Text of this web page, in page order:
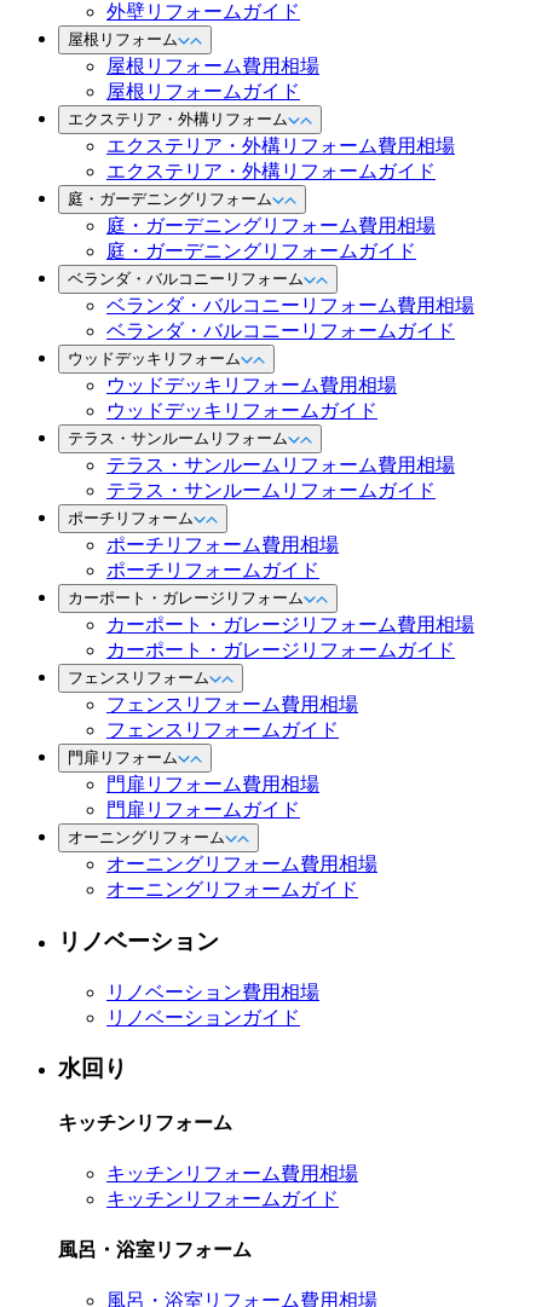
外壁リフォームガイド
屋根リフォーム
屋根リフォーム費用相場
屋根リフォームガイド
エクステリア・外構リフォーム
エクステリア・外構リフォーム費用相場
エクステリア・外構リフォームガイド
庭・ガーデニングリフォーム
庭・ガーデニングリフォーム費用相場
庭・ガーデニングリフォームガイド
ベランダ・バルコニーリフォーム
ベランダ・バルコニーリフォーム費用相場
ベランダ・バルコニーリフォームガイド
ウッドデッキリフォーム
ウッドデッキリフォーム費用相場
ウッドデッキリフォームガイド
テラス・サンルームリフォーム
テラス・サンルームリフォーム費用相場
テラス・サンルームリフォームガイド
ポーチリフォーム
ポーチリフォーム費用相場
ポーチリフォームガイド
カーポート・ガレージリフォーム
カーポート・ガレージリフォーム費用相場
カーポート・ガレージリフォームガイド
フェンスリフォーム
フェンスリフォーム費用相場
フェンスリフォームガイド
門扉リフォーム
門扉リフォーム費用相場
門扉リフォームガイド
オーニングリフォーム
オーニングリフォーム費用相場
オーニングリフォームガイド
リノベーション
リノベーション費用相場
リノベーションガイド
水回り
キッチンリフォーム
キッチンリフォーム費用相場
キッチンリフォームガイド
風呂・浴室リフォーム
風呂・浴室リフォーム費用相場